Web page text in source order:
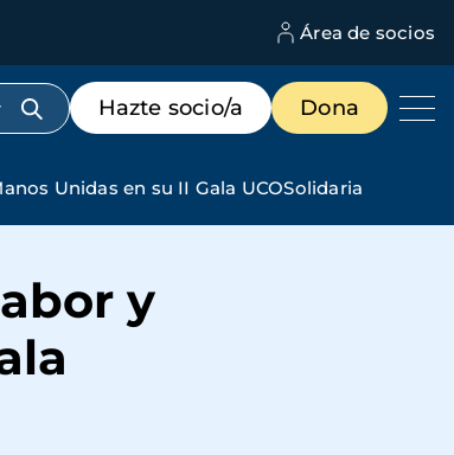
Área de socios
Menú
de
destacados
Hazte socio/a Dona
Unidas en su II Gala UCOSolidaria
y